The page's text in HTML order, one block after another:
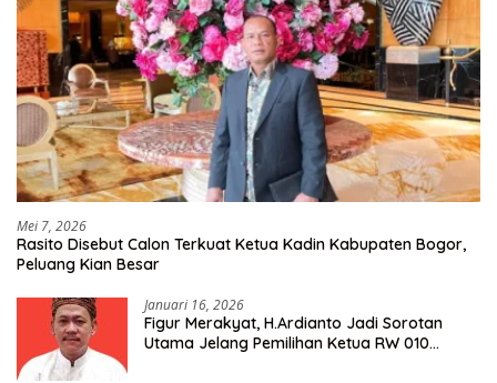
Mei 7, 2026
Rasito Disebut Calon Terkuat Ketua Kadin Kabupaten Bogor,
Peluang Kian Besar
Januari 16, 2026
Figur Merakyat, H.Ardianto Jadi Sorotan
Utama Jelang Pemilihan Ketua RW 010